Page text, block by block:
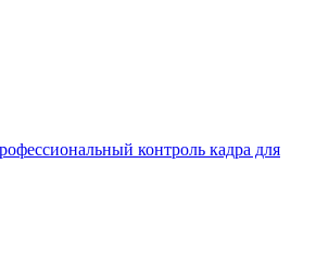
контроль кадра для